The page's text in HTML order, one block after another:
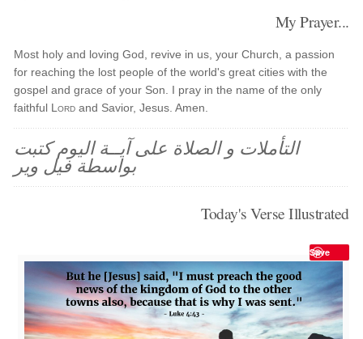
My Prayer...
Most holy and loving God, revive in us, your Church, a passion
for reaching the lost people of the world's great cities with the
gospel and grace of your Son. I pray in the name of the only
faithful Lord and Savior, Jesus. Amen.
التأملات و الصلاة على آيــة اليوم كتبت
بواسطة فيل وير
Today's Verse Illustrated
Save